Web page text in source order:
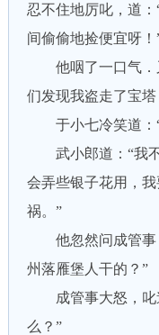
忍不住地厉叱，道
间偷偷地捡便宜呀！
他咽了一口气．
们发现我盗走了宝塔
于小七冷笑道：“
武小郎道：“我不
会弄些银子花用，
祸。”
他忽然问成管事
州落雁堡人干的？”
成管事大怒，叱
么？”